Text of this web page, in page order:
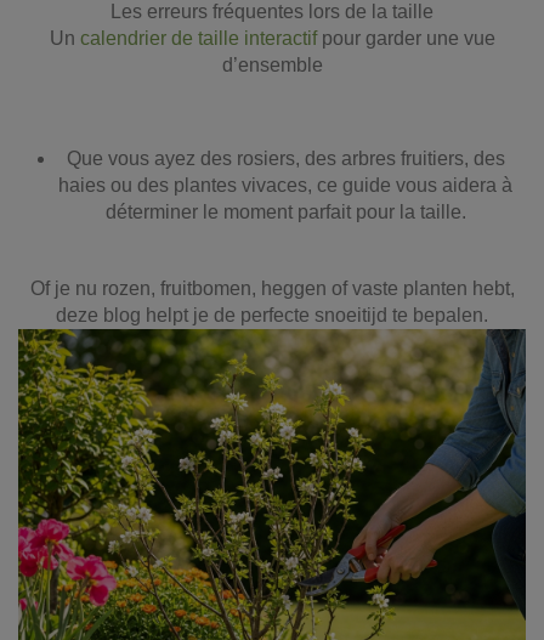
Les erreurs fréquentes lors de la taille
Un calendrier de taille interactifpour garder une vue
d’ensemble
Que vous ayez des rosiers, des arbres fruitiers, des
haies ou des plantes vivaces, ce guide vous aidera à
déterminer le moment parfait pour la taille.
Of je nu rozen, fruitbomen, heggen of vaste planten hebt,
deze blog helpt je de perfecte snoeitijd te bepalen.